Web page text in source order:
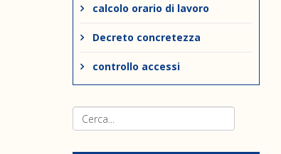
calcolo orario di lavoro
Decreto concretezza
controllo accessi